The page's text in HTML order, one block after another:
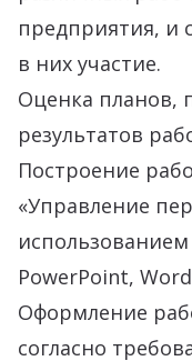
предприятия, и
в них участие.
Оценка планов,
результатов
Построение
«Управление
PowerPoint,
Оформление
согласно